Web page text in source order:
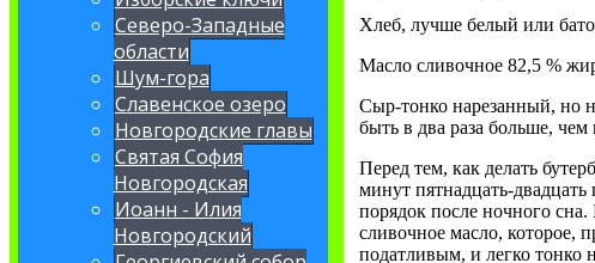
Северо-Западные
области
Шум-гора
Славенское озеро
Новгородские главы
Святая София
Новгородская
Иоанн - Илия
Новгородский
Хлеб, лучше белый или
Масло сливочное 82,5 %
Сыр-тонко нарезанный, но
быть в два раза больше, чем
Перед тем, как делать
минут пятнадцать-
порядок после ночного
сливочное масло, которое,
податливым, и легко тонко